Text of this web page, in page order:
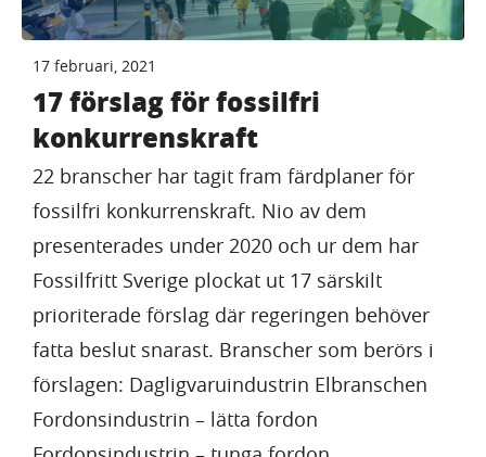
17 februari, 2021
17 förslag för fossilfri
konkurrenskraft
22 branscher har tagit fram färdplaner för
fossilfri konkurrenskraft. Nio av dem
presenterades under 2020 och ur dem har
Fossilfritt Sverige plockat ut 17 särskilt
prioriterade förslag där regeringen behöver
fatta beslut snarast. Branscher som berörs i
förslagen: Dagligvaruindustrin Elbranschen
Fordonsindustrin – lätta fordon